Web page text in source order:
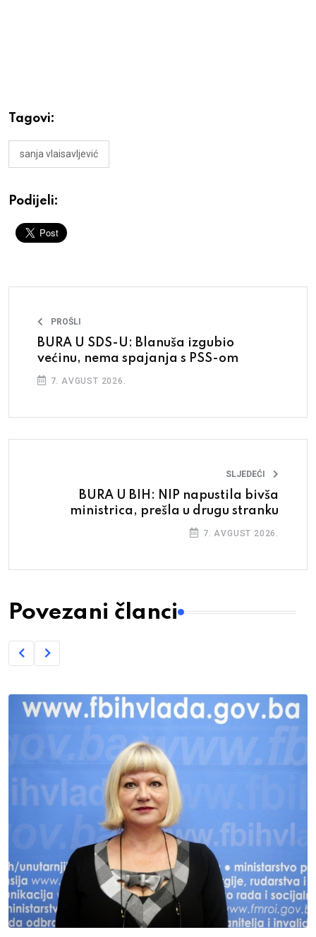
Tagovi:
sanja vlaisavljević
Podijeli:
PROŠLI
BURA U SDS-U: Blanuša izgubio
većinu, nema spajanja s PSS-om
7. AVGUST 2026.
SLJEDEĆI
BURA U BIH: NIP napustila bivša
ministrica, prešla u drugu stranku
7. AVGUST 2026.
Povezani članci